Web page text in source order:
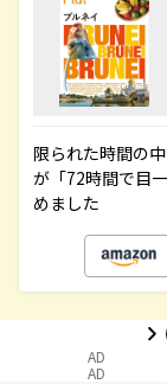
限られた時間の
が「72時間で目
めました
AD
AD